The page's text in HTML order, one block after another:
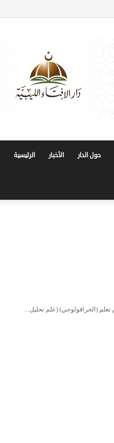
حول الدار الأخبار الرئيسية